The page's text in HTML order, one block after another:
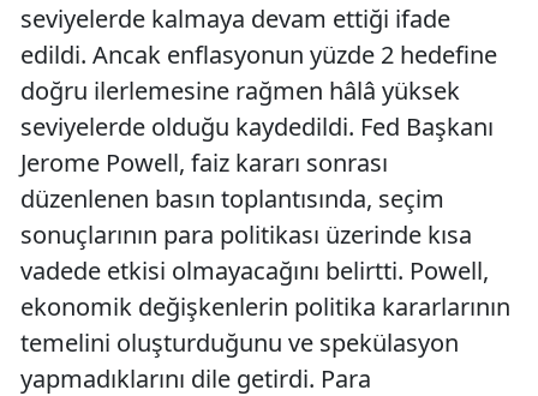
seviyelerde kalmaya devam ettiği ifade
edildi. Ancak enflasyonun yüzde 2 hedefine
doğru ilerlemesine rağmen hâlâ yüksek
seviyelerde olduğu kaydedildi. Fed Başkanı
Jerome Powell, faiz kararı sonrası
düzenlenen basın toplantısında, seçim
sonuçlarının para politikası üzerinde kısa
vadede etkisi olmayacağını belirtti. Powell,
ekonomik değişkenlerin politika kararlarının
temelini oluşturduğunu ve spekülasyon
yapmadıklarını dile getirdi. Para